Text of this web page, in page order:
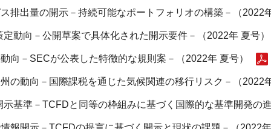
排出量の開示－持続可能なポートフォリオの構築－（2022
動向－公開草案で具体化された開示要件－（2022年 夏号）
向－SECが公表した特徴的な規則案－（2022年 夏号）
の動向－国際課税を通じた気候関連の移行リスク－（2022
基準－TCFDと同等の枠組みに基づく国際的な基準開発の